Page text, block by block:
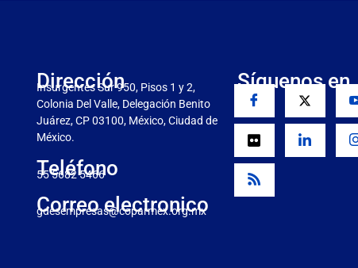
Dirección
Insurgentes Sur 950, Pisos 1 y 2,
Colonia Del Valle, Delegación Benito
Juárez, CP 03100, México, Ciudad de
México.
Teléfono
55 5682 5466
Correo electronico
gdesempresas@coparmex.org.mx
Síguenos en